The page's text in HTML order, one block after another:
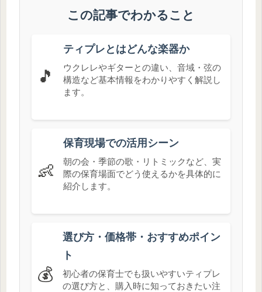
この記事でわかること
🎵
ティプレとはどんな楽器か
ウクレレやギターとの違い、音域・弦の
構造など基本情報をわかりやすく解説し
ます。
👶
保育現場での活用シーン
朝の会・季節の歌・リトミックなど、実
際の保育場面でどう使えるかを具体的に
紹介します。
💰
選び方・価格帯・おすすめポイン
ト
初心者の保育士でも扱いやすいティプレ
の選び方と、購入時に知っておきたい注